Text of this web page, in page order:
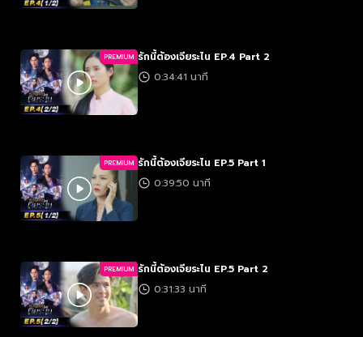
PREMIUM รักนี้ต้องเจียระไน EP.4 Part 2
0:34:41 นาที
PREMIUM รักนี้ต้องเจียระไน EP.5 Part 1
0:39:50 นาที
PREMIUM รักนี้ต้องเจียระไน EP.5 Part 2
0:31:33 นาที